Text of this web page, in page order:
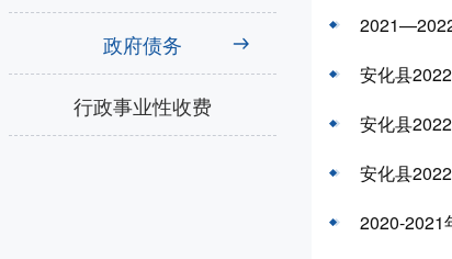
政府债务
行政事业性收费
安化县
安化县
安化县
2020-2021